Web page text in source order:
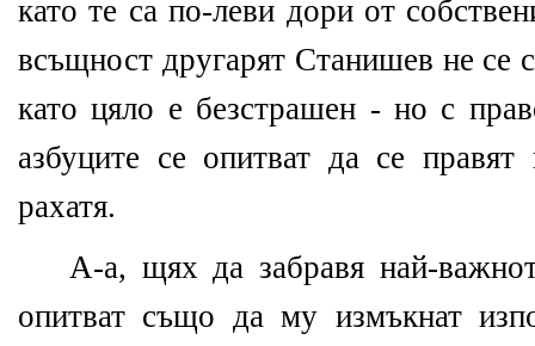
като те са по-леви дори от
всъщност другарят Станишев не се
като цяло е безстрашен - но с
азбуците се опитват да се
рахатя.
А-а, щях да забравя най-
опитват също да му измъкнат